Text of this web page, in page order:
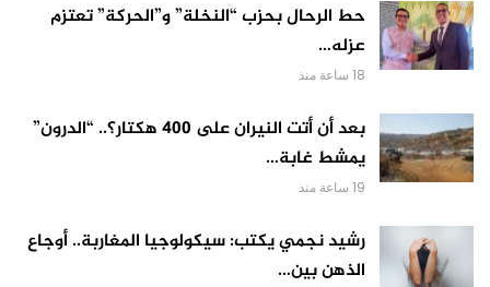
حط الرحال بحزب “النخلة” و”الحركة” تعتزم
عزله…
18 ساعة منذ
بعد أن أتت النيران على 400 هكتار؟.. “الدرون”
يمشط غابة…
19 ساعة منذ
رشيد نجمي يكتب: سيكولوجيا المغاربة.. أوجاع
الذهن بين…